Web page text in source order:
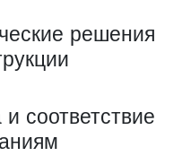
решения
соответствие